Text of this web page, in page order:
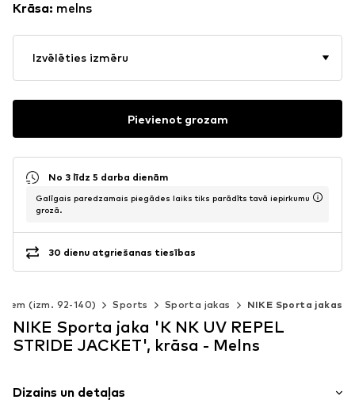
Krāsa: melns
Izvēlēties izmēru
Pievienot grozam
No 3 līdz 5 darba dienām
Galīgais paredzamais piegādes laiks tiks parādīts tavā iepirkumu
grozā.
30 dienu atgriešanas tiesības
(izm. 92-140) Sports Sporta jakas NIKE Sporta jakas
NIKE Sporta jaka 'K NK UV REPEL
STRIDE JACKET', krāsa - Melns
Dizains un detaļas